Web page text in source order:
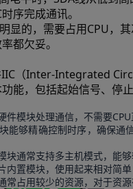
序完成通讯。
显的，需要占用CPU，
都欠妥。
（Inter-Integrated
能，包括起始信号、停
件模块处理通信，不需要
能够精确控制时序，确保
块通常支持多主机模式，能
内置模块，使用起来相对简
常占用较少的资源，对于资